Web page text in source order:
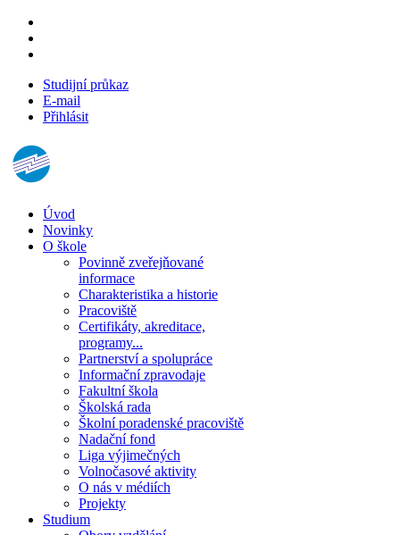
Studijní průkaz
E-mail
Přihlásit
Úvod
Novinky
O škole
Povinně zveřejňované
informace
Charakteristika a historie
Pracoviště
Certifikáty, akreditace,
programy...
Partnerství a spolupráce
Informační zpravodaje
Fakultní škola
Školská rada
Školní poradenské pracoviště
Nadační fond
Liga výjimečných
Volnočasové aktivity
O nás v médiích
Projekty
Studium